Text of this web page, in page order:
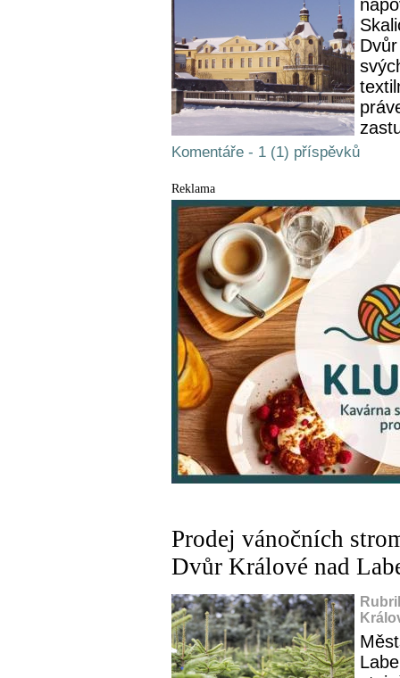
Komentáře - 1 (1) příspěvků
Reklama
Prodej vánočních
Dvůr Králové nad